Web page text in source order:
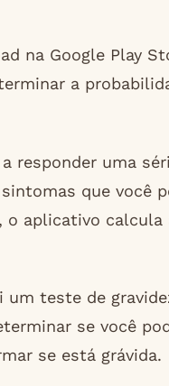
na Google Play
a
responder uma
que você
aplicativo calcula
teste de
se você
se está grávida.